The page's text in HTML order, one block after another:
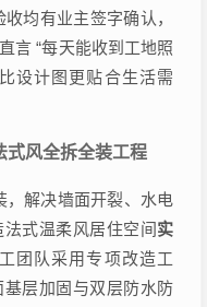
均有业主签字确认，
言 “每天能收到工地照
设计图更贴合生活需
式风全拆全装工程
，解决墙面开裂、水电
式温柔风居住空间实
团队采用专项改造工
层加固与双层防水防